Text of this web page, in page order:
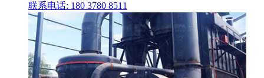
联系电话: 180 3780 8511